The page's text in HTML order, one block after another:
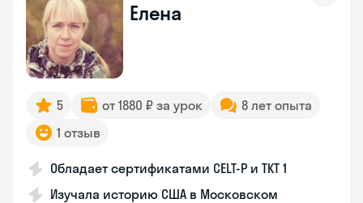
Елена
5 от 1880 ₽ за урок
8 лет опыта
1 отзыв
Обладает сертификатами CELT-P и TKT 1
Изучала историю США в Московском